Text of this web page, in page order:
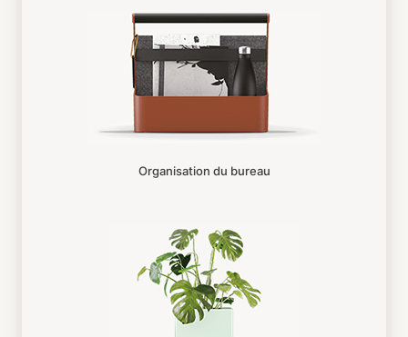
Organisation du bureau